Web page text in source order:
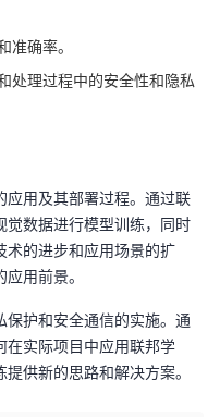
准确率。
处理过程中的安全性和隐私
应用及其部署过程。通过联
觉数据进行模型训练，同时
术的进步和应用场景的扩
用前景。
护和安全通信的实施。通
在实际项目中应用联邦学
供新的思路和解决方案。